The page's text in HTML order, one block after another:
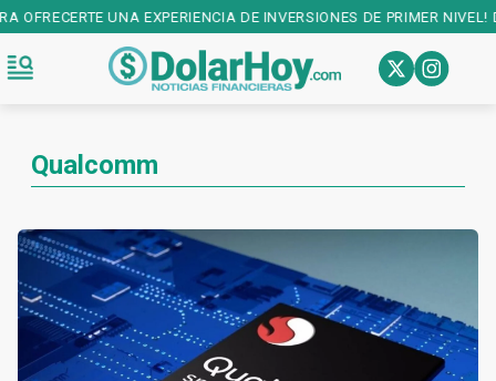
DE INVERSIONES DE PRIMER NIVEL! DESCARGALA EN:
Qualcomm